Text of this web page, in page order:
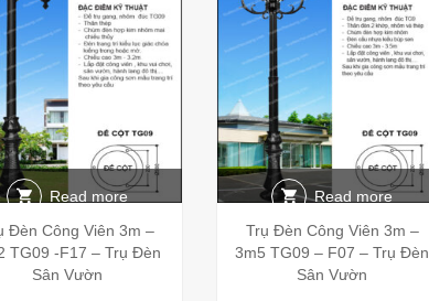
Read more
Đèn Công Viên 3m –
TG09 -F17 – Trụ Đèn
Sân Vườn
Read more
Trụ Đèn Công Viên 3m –
3m5 TG09 – F07 – Trụ Đèn
Sân Vườn